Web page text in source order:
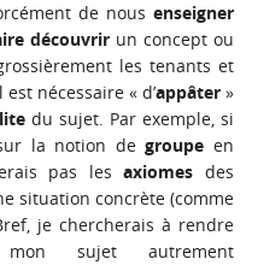
de nous enseigner
découvrir un concept ou
les tenants et
nécessaire « d’appâter »
du sujet. Par exemple, si
la notion degroupe en
pas lesaxiomes des
situation concrète (comme
je chercherais à rendre
sujet autrement